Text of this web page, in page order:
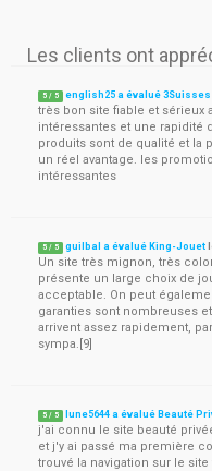
Les clients ont
5 / 5 english25 a évalué 3Suisses
très bon site fiable et sérieux
intéressantes et une rapidité
produits sont de qualité et la
un réel avantage. les
intéressantes
5 / 5 guilbal a évalué King-Jouet
Un site très mignon, très
présente un large choix de
acceptable. On peut
garanties sont nombreuses
arrivent assez rapidement,
sympa.[9]
5 / 5 lune5644 a évalué Beauté
j'ai connu le site beauté
et j'y ai passé ma première
trouvé la navigation sur le